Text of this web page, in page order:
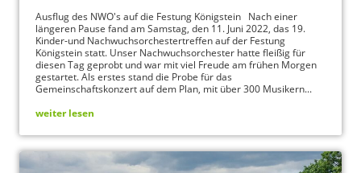
Ausflug des NWO's auf die Festung Königstein Nach einer
längeren Pause fand am Samstag, den 11. Juni 2022, das 19.
Kinder-und Nachwuchsorchestertreffen auf der Festung
Königstein statt. Unser Nachwuchsorchester hatte fleißig für
diesen Tag geprobt und war mit viel Freude am frühen Morgen
gestartet. Als erstes stand die Probe für das
Gemeinschaftskonzert auf dem Plan, mit über 300 Musikern...
weiter lesen